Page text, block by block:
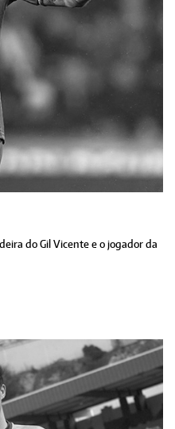
do Gil Vicente e o jogador da